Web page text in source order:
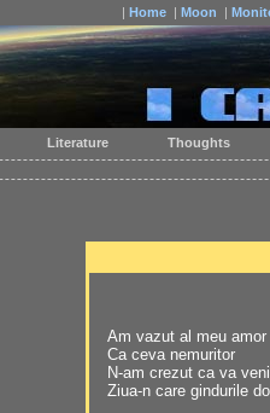
| Home | Moon |
Am vazut al meu amor
Ca ceva nemuritor
N-am crezut ca va veni
Ziua-n care gindurile
Literature Thoughts